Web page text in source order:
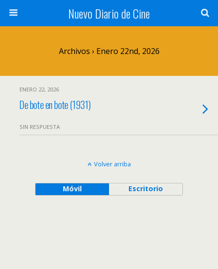
Nuevo Diario de Cine
Archivos › Enero 22nd, 2026
ENERO 22, 2026
De bote en bote (1931)
SIN RESPUESTA
Volver arriba
Móvil Escritorio